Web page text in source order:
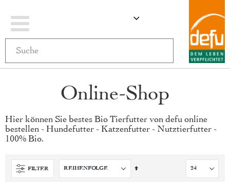
Navigation MEIN
Online-Shop
Hier können Sie bestes Bio Tierfutter von defu online
bestellen - Hundefutter - Katzenfutter - Nutztierfutter -
100% Bio.
FILTER
Absteigend